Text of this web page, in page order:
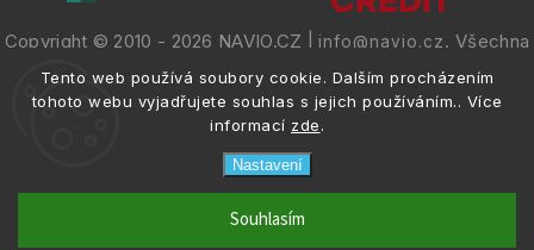
Tento web používá soubory cookie. Dalším procházením
tohoto webu vyjadřujete souhlas s jejich používáním.. Více
informací zde.
Nastavení
Souhlasím
Copyright © 2010 - 2026 NAVIO.CZ info@navio.cz. Všechna
práva vyhrazena.